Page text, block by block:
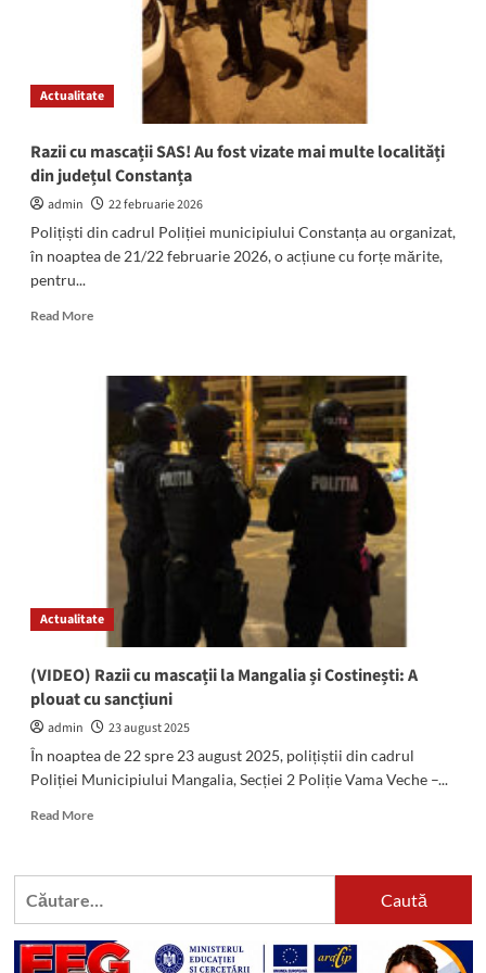
Actualitate
Razii cu mascații SAS! Au fost vizate mai multe localități
din județul Constanța
admin
22 februarie 2026
Polițiști din cadrul Poliției municipiului Constanța au organizat,
în noaptea de 21/22 februarie 2026, o acțiune cu forțe mărite,
pentru...
Read MoreRead
Razii
mascații
Au
fost
vizate
mai
multe
localități
județul
Constanța
Actualitate
(VIDEO) Razii cu mascații la Mangalia și Costinești: A
plouat cu sancțiuni
admin
23 august 2025
În noaptea de 22 spre 23 august 2025, polițiștii din cadrul
Poliției Municipiului Mangalia, Secției 2 Poliție Vama Veche –...
Read MoreRead
(VIDEO)
la
Caută